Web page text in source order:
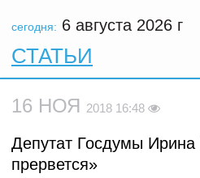
сегодня: 6 августа 2026 г
СТАТЬИ
16 НОЯ 2018 16:48
Депутат Госдумы
прервется»